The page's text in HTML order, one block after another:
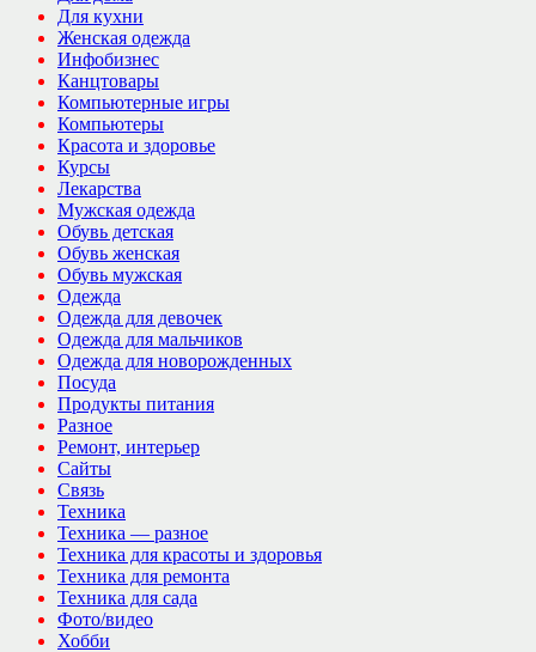
Для кухни
Женская одежда
Инфобизнес
Канцтовары
Компьютерные игры
Компьютеры
Красота и здоровье
Курсы
Лекарства
Мужская одежда
Обувь детская
Обувь женская
Обувь мужская
Одежда
Одежда для девочек
Одежда для мальчиков
Одежда для новорожденных
Посуда
Продукты питания
Разное
Ремонт, интерьер
Сайты
Связь
Техника
Техника — разное
Техника для красоты и здоровья
Техника для ремонта
Техника для сада
Фото/видео
Хобби